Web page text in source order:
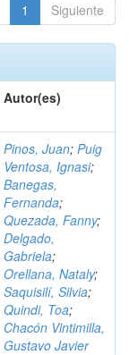
1 Siguiente
Autor(es)
Pinos, Juan; Puig
Ventosa, Ignasi;
Banegas,
Fernanda;
Quezada, Fanny;
Delgado,
Gabriela;
Orellana, Nataly;
Saquisilí, Silvia;
Quindi, Toa;
Chacón Vintimilla,
Gustavo Javier